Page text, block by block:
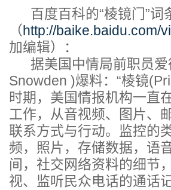
百度百科的“棱镜门”词
（http://baike.baidu.com/
加编辑）：
据美国中情局前职员爱
Snowden )爆料：“棱镜
时期，美国情报机构一直
工作，从音视频、图片、
联系方式与行动。监控的
频，照片，存储数据，语
间，社交网络资料的细节
视、监听民众电话的通话